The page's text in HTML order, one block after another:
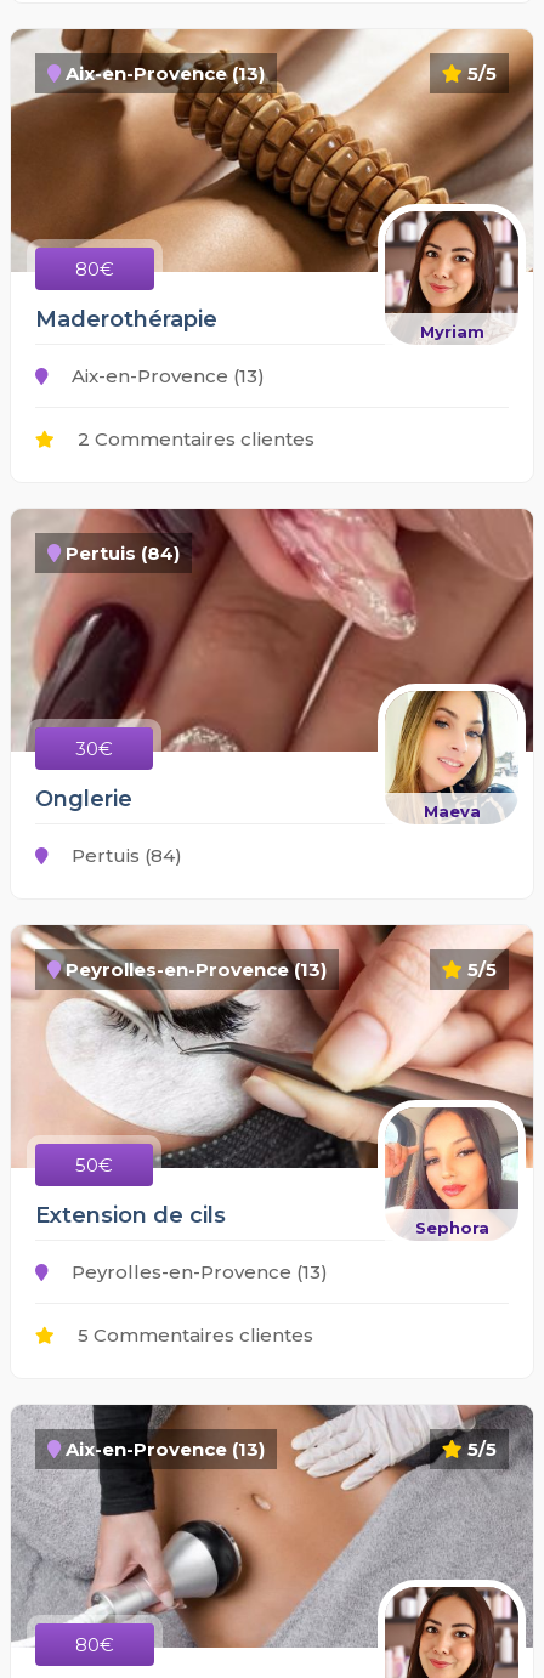
5/5
Aix-en-Provence (13)
80€
Myriam
Maderothérapie
Aix-en-Provence (13)
2 Commentaires clientes
Pertuis (84)
30€
Maeva
Onglerie
Pertuis (84)
5/5
Peyrolles-en-Provence (13)
50€
Sephora
Extension de cils
Peyrolles-en-Provence (13)
5 Commentaires clientes
5/5
Aix-en-Provence (13)
80€